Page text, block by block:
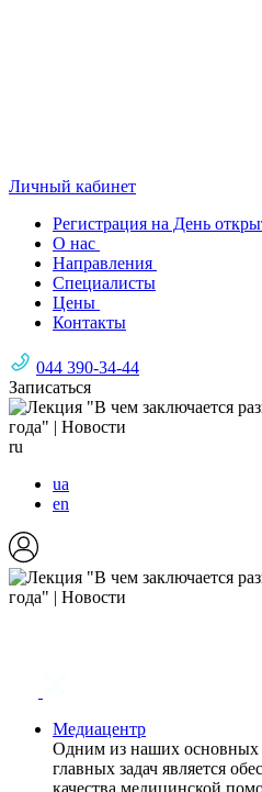
Личный кабинет
Регистрация на День
О нас
Направления
Специалисты
Цены
Контакты
044 390-34-44
Записаться
ru
ua
en
Медиацентр
Одним из наших основных
главных задач является
качества медицинской